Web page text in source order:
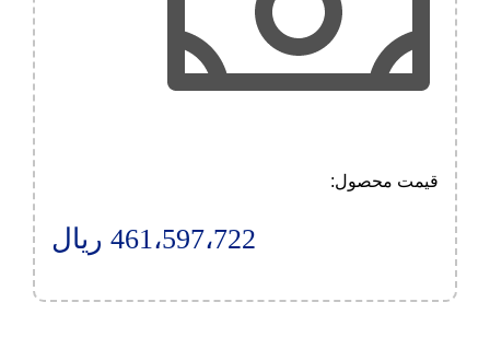
قیمت محصول:​
461،597،722 ریال